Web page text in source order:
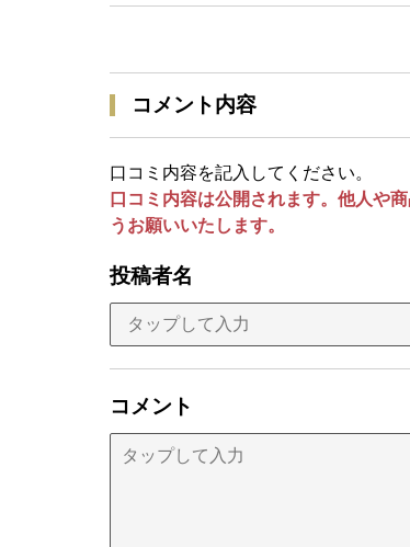
コメント内容
口コミ内容を記入してください。
口コミ内容は公開されます。他人や
うお願いいたします。
投稿者名
コメント